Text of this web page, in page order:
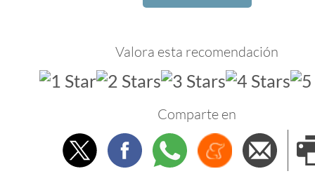
Valora esta recomendación
Comparte en
TwitterFacebookWhatsappMenéame